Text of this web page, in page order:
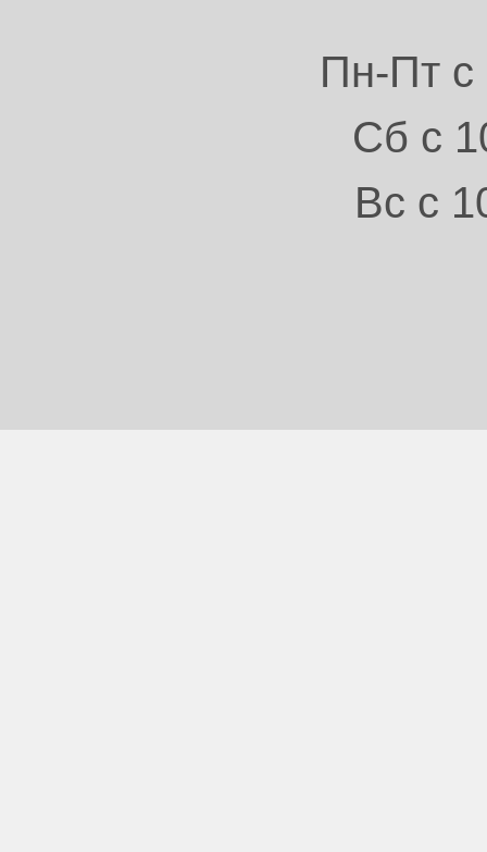
Пн-Пт с
Сб с
Вс с